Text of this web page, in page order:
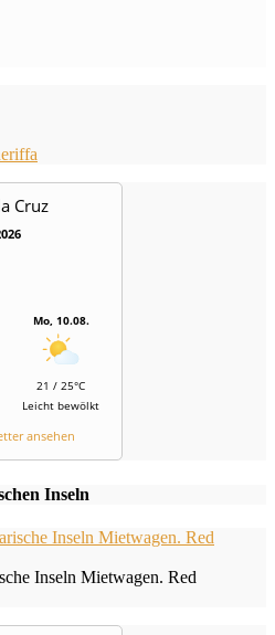
Cruz
Mo, 10.08.
21 / 25°C
Leicht bewölkt
ansehen
Inseln
Inseln Mietwagen. Red